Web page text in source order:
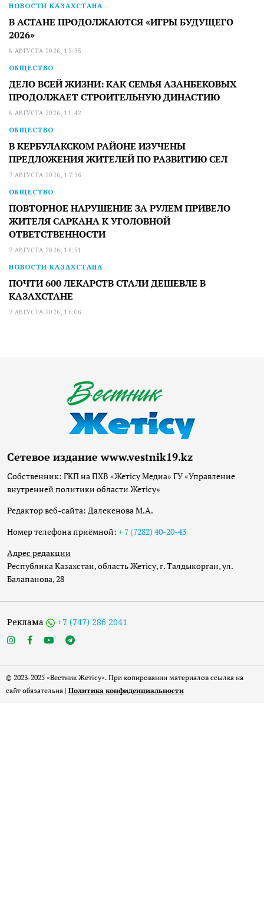
НОВОСТИ КАЗАХСТАНА
В АСТАНЕ ПРОДОЛЖАЮТСЯ «ИГРЫ БУДУЩЕГО
2026»
8 АВГУСТА 2026, 13:35
ОБЩЕСТВО
ДЕЛО ВСЕЙ ЖИЗНИ: КАК СЕМЬЯ АЗАНБЕКОВЫХ
ПРОДОЛЖАЕТ СТРОИТЕЛЬНУЮ ДИНАСТИЮ
8 АВГУСТА 2026, 11:42
ОБЩЕСТВО
В КЕРБУЛАКСКОМ РАЙОНЕ ИЗУЧЕНЫ
ПРЕДЛОЖЕНИЯ ЖИТЕЛЕЙ ПО РАЗВИТИЮ СЕЛ
7 АВГУСТА 2026, 17:36
ОБЩЕСТВО
ПОВТОРНОЕ НАРУШЕНИЕ ЗА РУЛЕМ ПРИВЕЛО
ЖИТЕЛЯ САРКАНА К УГОЛОВНОЙ
ОТВЕТСТВЕННОСТИ
7 АВГУСТА 2026, 16:51
НОВОСТИ КАЗАХСТАНА
ПОЧТИ 600 ЛЕКАРСТВ СТАЛИ ДЕШЕВЛЕ В
КАЗАХСТАНЕ
7 АВГУСТА 2026, 16:06
Сетевое издание www.vestnik19.kz
Собственник: ГКП на ПХВ «Жетісу Медиа» ГУ «Управление
внутренней политики области Жетісу»
Редактор веб-сайта: Далекенова М.А.
Номер телефона приёмной: + 7 (7282) 40-20-43
Адрес редакции
Республика Казахстан, область Жетісу, г. Талдыкорган, ул.
Балапанова, 28
Реклама +7 (747) 286 2041
© 2023-2025 «Вестник Жетісу». При копировании материалов ссылка на
сайт обязательна | Политика конфиденциальности